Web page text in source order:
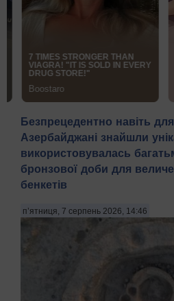
Безпрецедентно навіть
Азербайджані знайшли
використовувалась
бронзової доби для
бенкетів
п’ятниця, 7 серпень 2026, 14:46